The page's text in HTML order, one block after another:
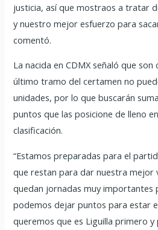
justicia, así que mostraos a tratar
y nuestro mejor esfuerzo para
comentó.
La nacida en CDMX señaló que
último tramo del certamen no
unidades, por lo que buscarán
puntos que las posicione de lleno
clasificación.
“Estamos preparadas para el
que restan para dar nuestra mejor
quedan jornadas muy importantes
podemos dejar puntos para estar
queremos que es Liguilla primero